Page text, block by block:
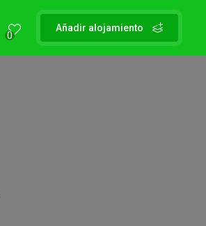
Añadir alojamiento
0